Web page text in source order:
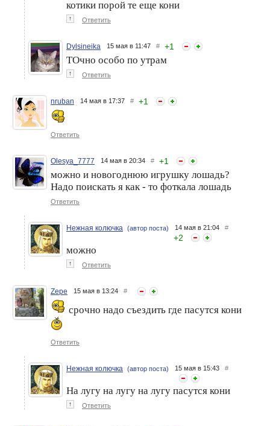
котики порой те еще кони
↑ Ответить
Dylsineika 15 мая в 11:47 # +1
ТОчно особо по утрам
↑ Ответить
nruban 14 мая в 17:37 # +1
Ответить
Olesya_7777 14 мая в 20:34 # +1
можно и новогоднюю игрушку лошадь?
Надо поискать я как - то фоткала лошадь
Ответить
Нежная колючка (автор поста) 14 мая в 21:04 #
+2
можно
↑ Ответить
Zepe 15 мая в 13:24 #
срочно надо съездить где пасутся кони
Ответить
Нежная колючка (автор поста) 15 мая в 15:43 #
На лугу на лугу на лугу пасутся кони
↑ Ответить